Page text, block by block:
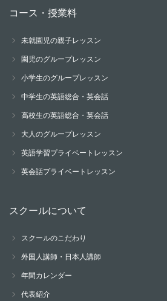
コース・授業料
未就園児の親子レッスン
園児のグループレッスン
小学生のグループレッスン
中学生の英語総合・英会話
高校生の英語総合・英会話
大人のグループレッスン
英語学習プライベートレッスン
英会話プライベートレッスン
スクールについて
スクールのこだわり
外国人講師・日本人講師
年間カレンダー
代表紹介